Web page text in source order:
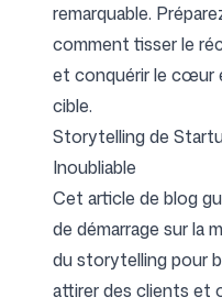
Contact
Connexion
remarquable.
comment tisser le
et conquérir le cœur
cible.
Storytelling de
Inoubliable
Cet article de blog
de démarrage sur la
du storytelling pour
attirer des clients et